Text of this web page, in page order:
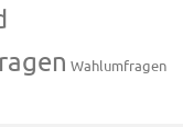
Wahlumfragen